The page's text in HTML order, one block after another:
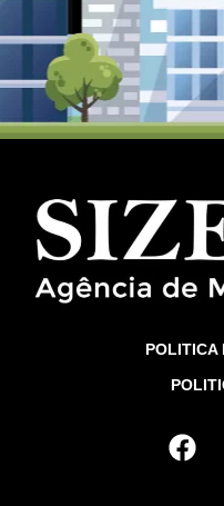
POLITICA